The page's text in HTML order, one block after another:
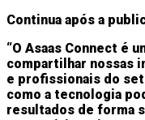
Continua após a
“O Asaas Connect é
compartilhar nossas
e profissionais do
como a tecnologia
resultados de forma